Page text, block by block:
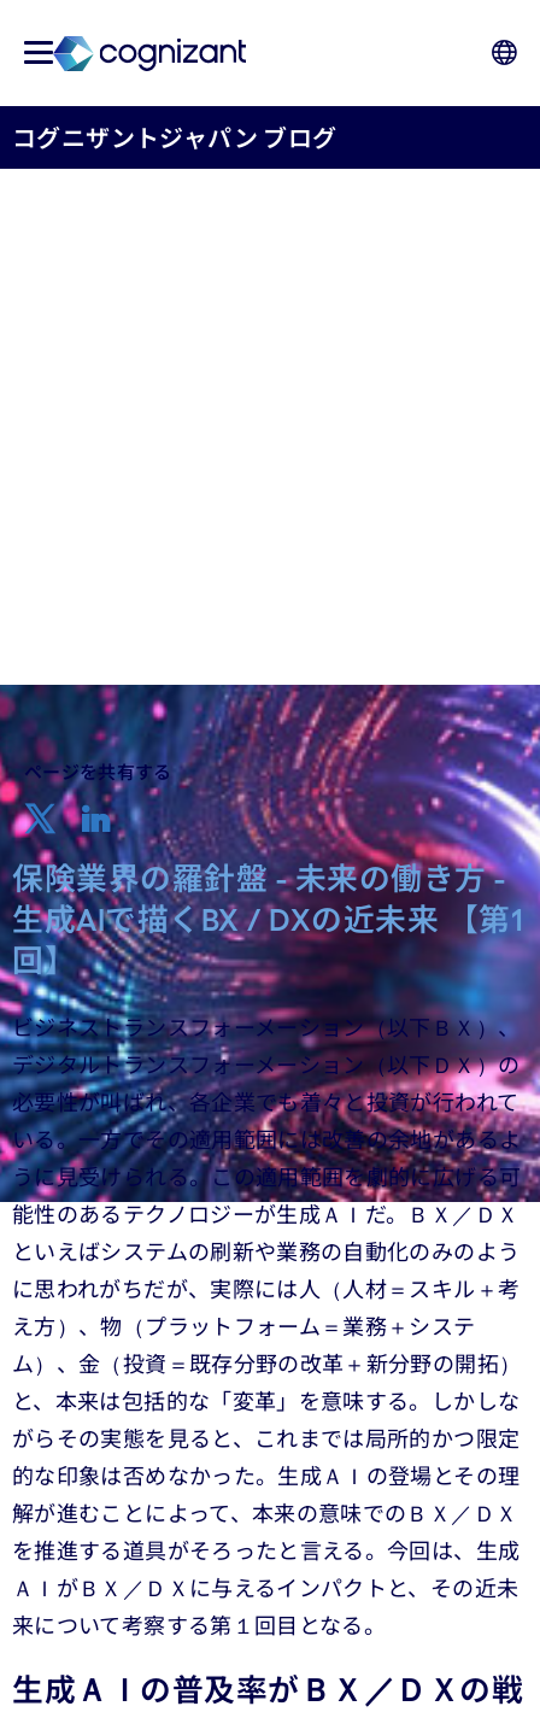
コグニザントジャパン ブログ
ページを共有する
保険業界の羅針盤 - 未来の働き方 -
生成AIで描くBX / DXの近未来 【第1
回】
ビジネストランスフォーメーション（以下ＢＸ）、
デジタルトランスフォーメーション（以下ＤＸ）の
必要性が叫ばれ、各企業でも着々と投資が行われて
いる。一方でその適用範囲には改善の余地があるよ
うに見受けられる。この適用範囲を劇的に広げる可
能性のあるテクノロジーが生成ＡＩだ。ＢＸ／ＤＸ
といえばシステムの刷新や業務の自動化のみのよう
に思われがちだが、実際には人（人材＝スキル＋考
え方）、物（プラットフォーム＝業務＋システ
ム）、金（投資＝既存分野の改革＋新分野の開拓）
と、本来は包括的な「変革」を意味する。しかしな
がらその実態を見ると、これまでは局所的かつ限定
的な印象は否めなかった。生成ＡＩの登場とその理
解が進むことによって、本来の意味でのＢＸ／ＤＸ
を推進する道具がそろったと言える。今回は、生成
ＡＩがＢＸ／ＤＸに与えるインパクトと、その近未
来について考察する第１回目となる。
生成ＡＩの普及率がＢＸ／ＤＸの戦